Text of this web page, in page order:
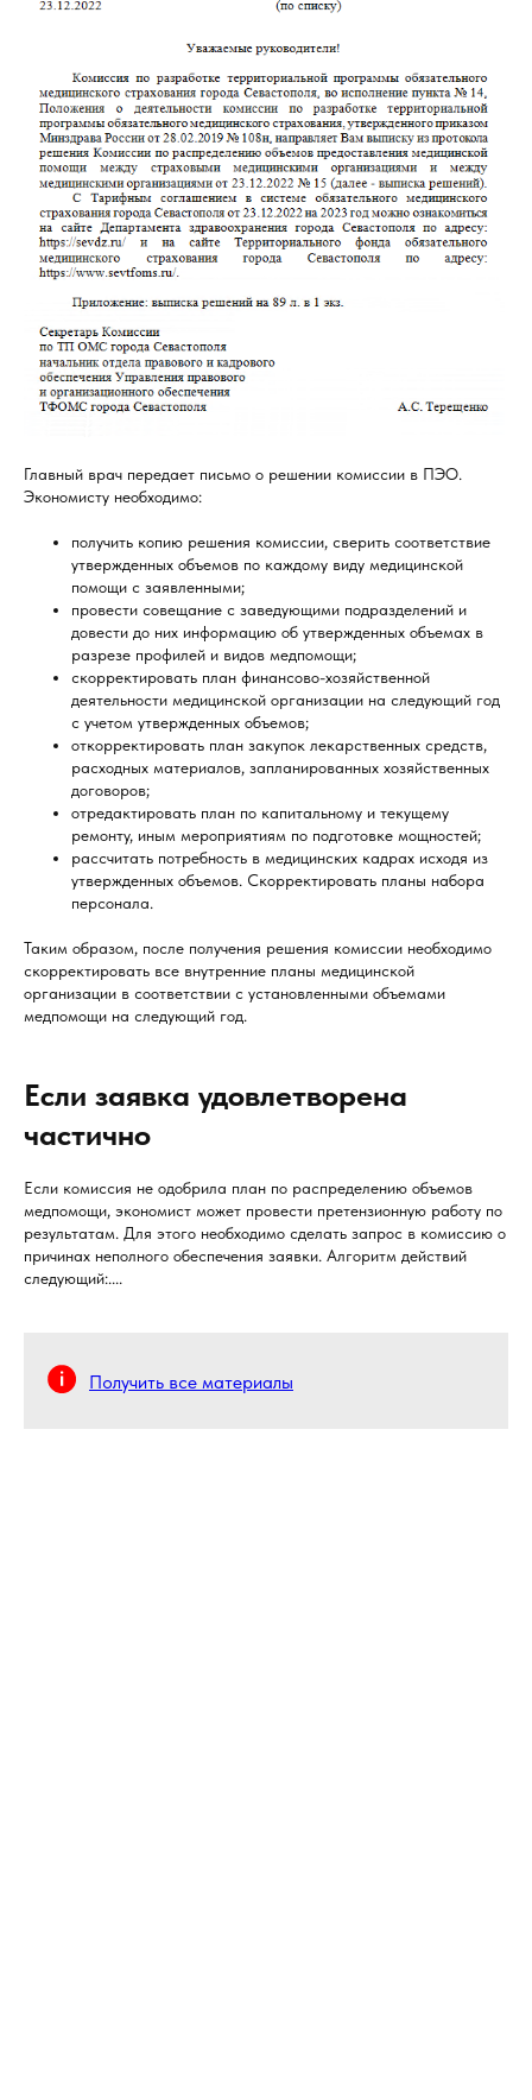
Главный врач передает письмо о решении комиссии в ПЭО.
Экономисту необходимо:
получить копию решения комиссии, сверить соответствие
утвержденных объемов по каждому виду медицинской
помощи с заявленными;
провести совещание с заведующими подразделений и
довести до них информацию об утвержденных объемах в
разрезе профилей и видов медпомощи;
скорректировать план финансово-хозяйственной
деятельности медицинской организации на следующий год
с учетом утвержденных объемов;
откорректировать план закупок лекарственных средств,
расходных материалов, запланированных хозяйственных
договоров;
отредактировать план по капитальному и текущему
ремонту, иным мероприятиям по подготовке мощностей;
рассчитать потребность в медицинских кадрах исходя из
утвержденных объемов. Скорректировать планы набора
персонала.
Таким образом, после получения решения комиссии необходимо
скорректировать все внутренние планы медицинской
организации в соответствии с установленными объемами
медпомощи на следующий год.
Если заявка удовлетворена
частично
Если комиссия не одобрила план по распределению объемов
медпомощи, экономист может провести претензионную работу по
результатам. Для этого необходимо сделать запрос в комиссию о
причинах неполного обеспечения заявки. Алгоритм действий
следующий:....
Получить все материалы